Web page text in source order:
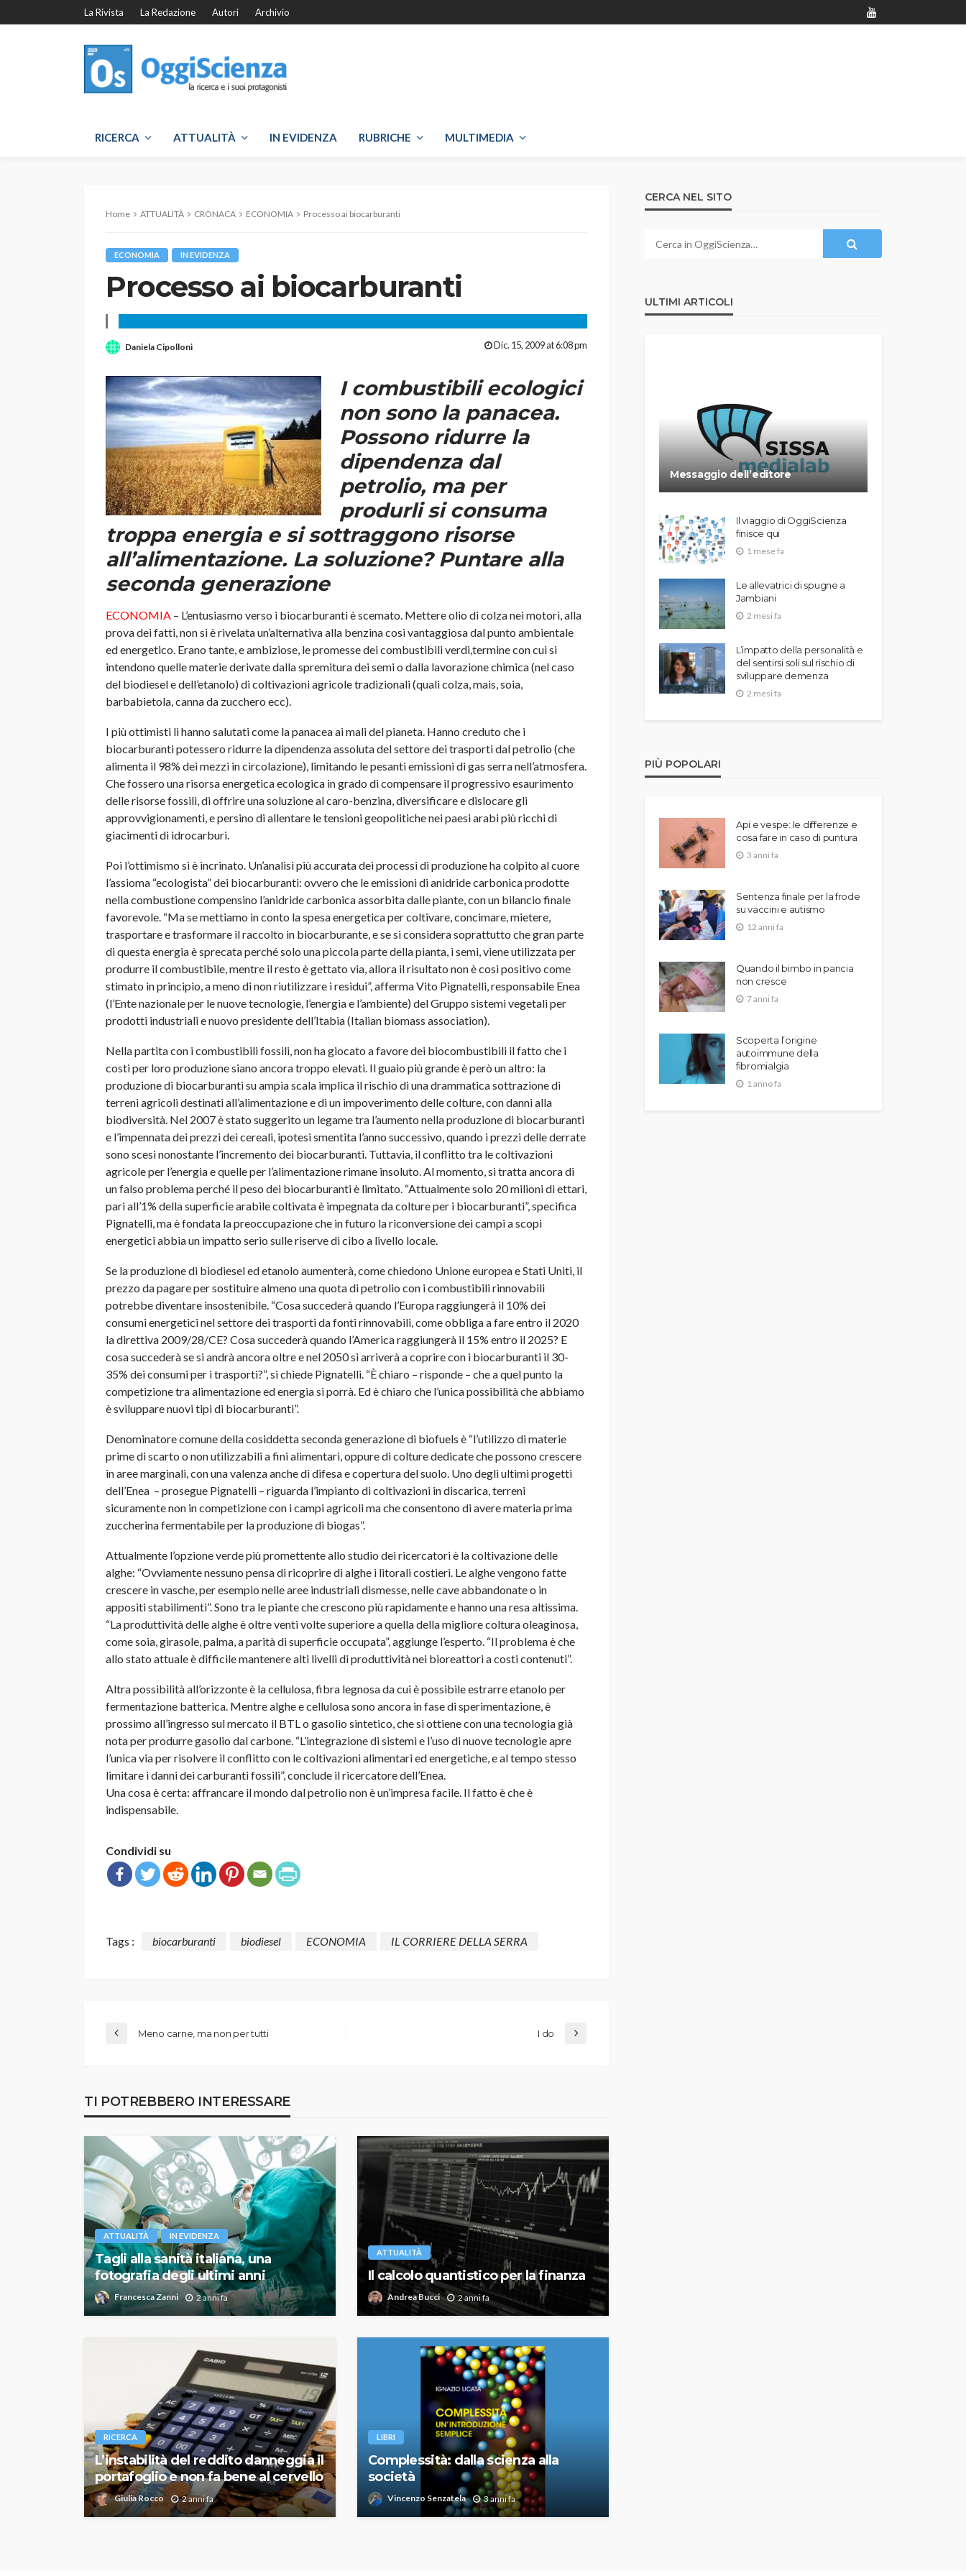
La Rivista La Redazione Autori Archivio
RICERCA ATTUALITÀ IN EVIDENZA RUBRICHE MULTIMEDIA
Home ATTUALITÀ CRONACA ECONOMIA Processo ai biocarburanti
ECONOMIA IN EVIDENZA
Processo ai biocarburanti
Daniela Cipolloni Dic. 15, 2009 at 6:08 pm
I combustibili ecologici
non sono la panacea.
Possono ridurre la
dipendenza dal
petrolio, ma per
produrli si consuma
troppa energia e si sottraggono risorse
all’alimentazione. La soluzione? Puntare alla
seconda generazione
ECONOMIA – L’entusiasmo verso i biocarburanti è scemato. Mettere olio di colza nei motori, alla
prova dei fatti, non si è rivelata un’alternativa alla benzina così vantaggiosa dal punto ambientale
ed energetico. Erano tante, e ambiziose, le promesse dei combustibili verdi,termine con cui si
intendono quelle materie derivate dalla spremitura dei semi o dalla lavorazione chimica (nel caso
del biodiesel e dell’etanolo) di coltivazioni agricole tradizionali (quali colza, mais, soia,
barbabietola, canna da zucchero ecc).
I più ottimisti li hanno salutati come la panacea ai mali del pianeta. Hanno creduto che i
biocarburanti potessero ridurre la dipendenza assoluta del settore dei trasporti dal petrolio (che
alimenta il 98% dei mezzi in circolazione), limitando le pesanti emissioni di gas serra nell’atmosfera.
Che fossero una risorsa energetica ecologica in grado di compensare il progressivo esaurimento
delle risorse fossili, di offrire una soluzione al caro-benzina, diversificare e dislocare gli
approvvigionamenti, e persino di allentare le tensioni geopolitiche nei paesi arabi più ricchi di
giacimenti di idrocarburi.
Poi l’ottimismo si è incrinato. Un’analisi più accurata dei processi di produzione ha colpito al cuore
l’assioma “ecologista” dei biocarburanti: ovvero che le emissioni di anidride carbonica prodotte
nella combustione compensino l’anidride carbonica assorbita dalle piante, con un bilancio finale
favorevole. “Ma se mettiamo in conto la spesa energetica per coltivare, concimare, mietere,
trasportare e trasformare il raccolto in biocarburante, e se si considera soprattutto che gran parte
di questa energia è sprecata perché solo una piccola parte della pianta, i semi, viene utilizzata per
produrre il combustibile, mentre il resto è gettato via, allora il risultato non è così positivo come
stimato in principio, a meno di non riutilizzare i residui”, afferma Vito Pignatelli, responsabile Enea
(l’Ente nazionale per le nuove tecnologie, l’energia e l’ambiente) del Gruppo sistemi vegetali per
prodotti industriali e nuovo presidente dell’Itabia (Italian biomass association).
Nella partita con i combustibili fossili, non ha giocato a favore dei biocombustibili il fatto che i
costi per loro produzione siano ancora troppo elevati. Il guaio più grande è però un altro: la
produzione di biocarburanti su ampia scala implica il rischio di una drammatica sottrazione di
terreni agricoli destinati all’alimentazione e di un impoverimento delle colture, con danni alla
biodiversità. Nel 2007 è stato suggerito un legame tra l’aumento nella produzione di biocarburanti
e l’impennata dei prezzi dei cereali, ipotesi smentita l’anno successivo, quando i prezzi delle derrate
sono scesi nonostante l’incremento dei biocarburanti. Tuttavia, il conflitto tra le coltivazioni
agricole per l’energia e quelle per l’alimentazione rimane insoluto. Al momento, si tratta ancora di
un falso problema perché il peso dei biocarburanti è limitato. “Attualmente solo 20 milioni di ettari,
pari all’1% della superficie arabile coltivata è impegnata da colture per i biocarburanti”, specifica
Pignatelli, ma è fondata la preoccupazione che in futuro la riconversione dei campi a scopi
energetici abbia un impatto serio sulle riserve di cibo a livello locale.
Se la produzione di biodiesel ed etanolo aumenterà, come chiedono Unione europea e Stati Uniti, il
prezzo da pagare per sostituire almeno una quota di petrolio con i combustibili rinnovabili
potrebbe diventare insostenibile. “Cosa succederà quando l’Europa raggiungerà il 10% dei
consumi energetici nel settore dei trasporti da fonti rinnovabili, come obbliga a fare entro il 2020
la direttiva 2009/28/CE? Cosa succederà quando l’America raggiungerà il 15% entro il 2025? E
cosa succederà se si andrà ancora oltre e nel 2050 si arriverà a coprire con i biocarburanti il 30-
35% dei consumi per i trasporti?”, si chiede Pignatelli. “È chiaro – risponde – che a quel punto la
competizione tra alimentazione ed energia si porrà. Ed è chiaro che l’unica possibilità che abbiamo
è sviluppare nuovi tipi di biocarburanti”.
Denominatore comune della cosiddetta seconda generazione di biofuels è “l’utilizzo di materie
prime di scarto o non utilizzabili a fini alimentari, oppure di colture dedicate che possono crescere
in aree marginali, con una valenza anche di difesa e copertura del suolo. Uno degli ultimi progetti
dell’Enea – prosegue Pignatelli – riguarda l’impianto di coltivazioni in discarica, terreni
sicuramente non in competizione con i campi agricoli ma che consentono di avere materia prima
zuccherina fermentabile per la produzione di biogas”.
Attualmente l’opzione verde più promettente allo studio dei ricercatori è la coltivazione delle
alghe: “Ovviamente nessuno pensa di ricoprire di alghe i litorali costieri. Le alghe vengono fatte
crescere in vasche, per esempio nelle aree industriali dismesse, nelle cave abbandonate o in
appositi stabilimenti”. Sono tra le piante che crescono più rapidamente e hanno una resa altissima.
“La produttività delle alghe è oltre venti volte superiore a quella della migliore coltura oleaginosa,
come soia, girasole, palma, a parità di superficie occupata”, aggiunge l’esperto. “Il problema è che
allo stato attuale è difficile mantenere alti livelli di produttività nei bioreattori a costi contenuti”.
Altra possibilità all’orizzonte è la cellulosa, fibra legnosa da cui è possibile estrarre etanolo per
fermentazione batterica. Mentre alghe e cellulosa sono ancora in fase di sperimentazione, è
prossimo all’ingresso sul mercato il BTL o gasolio sintetico, che si ottiene con una tecnologia già
nota per produrre gasolio dal carbone. “L’integrazione di sistemi e l’uso di nuove tecnologie apre
l’unica via per risolvere il conflitto con le coltivazioni alimentari ed energetiche, e al tempo stesso
limitare i danni dei carburanti fossili”, conclude il ricercatore dell’Enea.
Una cosa è certa: affrancare il mondo dal petrolio non è un’impresa facile. Il fatto è che è
indispensabile.
Condividi su
Tags : biocarburanti biodiesel ECONOMIA IL CORRIERE DELLA SERRA
Meno carne, ma non per tutti I do
TI POTREBBERO INTERESSARE
ATTUALITÀ IN EVIDENZA
Tagli alla sanità italiana, una
fotografia degli ultimi anni
Francesca Zanni 2 anni fa
ATTUALITÀ
Il calcolo quantistico per la finanza
Andrea Bucci 2 anni fa
RICERCA
L’instabilità del reddito danneggia il
portafoglio e non fa bene al cervello
Giulia Rocco 2 anni fa
LIBRI
Complessità: dalla scienza alla
società
Vincenzo Senzatela 3 anni fa
CERCA NEL SITO
ULTIMI ARTICOLI
Messaggio dell’editore
Il viaggio di OggiScienza
finisce qui
1 mese fa
Le allevatrici di spugne a
Jambiani
2 mesi fa
L’impatto della personalità e
del sentirsi soli sul rischio di
sviluppare demenza
2 mesi fa
PIÙ POPOLARI
Api e vespe: le differenze e
cosa fare in caso di puntura
3 anni fa
Sentenza finale per la frode
su vaccini e autismo
12 anni fa
Quando il bimbo in pancia
non cresce
7 anni fa
Scoperta l’origine
autoimmune della
fibromialgia
1 anno fa